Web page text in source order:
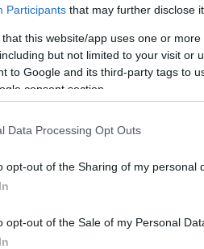
Participants that may further disclose
that this website/app uses one or
but not limited to your visit or
to Google and its third-party tags to
consent section.
Data Processing Opt Outs
opt-out of the Sharing of my personal
opt-out of the Sale of my Personal
amante della storia o
i dintorni di Bologna hanno
che si celano a pochi